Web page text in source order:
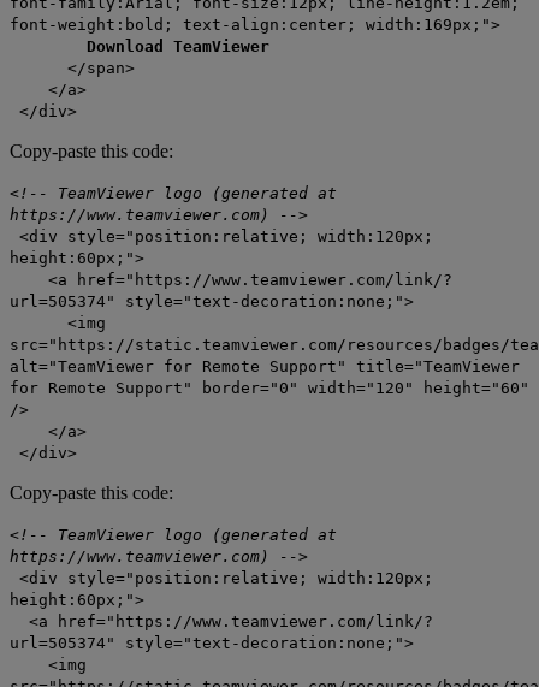
font-weight:bold; text-align:center; width:169px;">
Download TeamViewer
</span>
</a>
</div>
Copy-paste this code:
<!-- TeamViewer logo (generated at
https://www.teamviewer.com) -->
<div style="position:relative; width:120px;
height:60px;">
<a href="https://www.teamviewer.com/link/?
url=505374" style="text-decoration:none;">
<img
src="https://static.teamviewer.com/resources/badges/
alt="TeamViewer for Remote Support" title="TeamViewer
for Remote Support" border="0" width="120" height="60"
/>
</a>
</div>
Copy-paste this code:
<!-- TeamViewer logo (generated at
https://www.teamviewer.com) -->
<div style="position:relative; width:120px;
height:60px;">
<a href="https://www.teamviewer.com/link/?
url=505374" style="text-decoration:none;">
<img